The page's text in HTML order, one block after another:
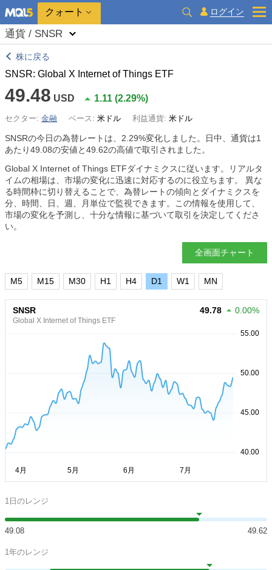
クォート ログイン
通貨 / SNSR
株に戻る
SNSR: Global X Internet of Things ETF
49.48 USD 1.11 (2.29%)
セクター: 金融 ベース: 米ドル 利益通貨: 米ドル
SNSRの今日の為替レートは、 2.29%変化しました。日中、通貨は1
あたり49.08の安値と49.62の高値で取引されました。
Global X Internet of Things ETFダイナミクスに従います。リアルタ
イムの相場は、市場の変化に迅速に対応するのに役立ちます。 異な
る時間枠に切り替えることで、為替レートの傾向とダイナミクスを
分、時間、日、週、月単位で監視できます。この情報を使用して、
市場の変化を予測し、十分な情報に基づいて取引を決定してくださ
い。
全画面チャート
M5 M15 M30 H1 H4 D1 W1 MN
SNSR
Global X Internet of Things ETF
49.78 0.00%
1日のレンジ
49.08 49.62
1年のレンジ